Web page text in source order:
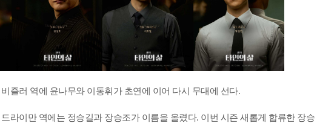
즐러 역에 윤나무와 이동휘가 초연에 이어 다시 무대에 선다.
라이만 역에는 정승길과 장승조가 이름을 올렸다. 이번 시즌 새롭게 합류한 장승